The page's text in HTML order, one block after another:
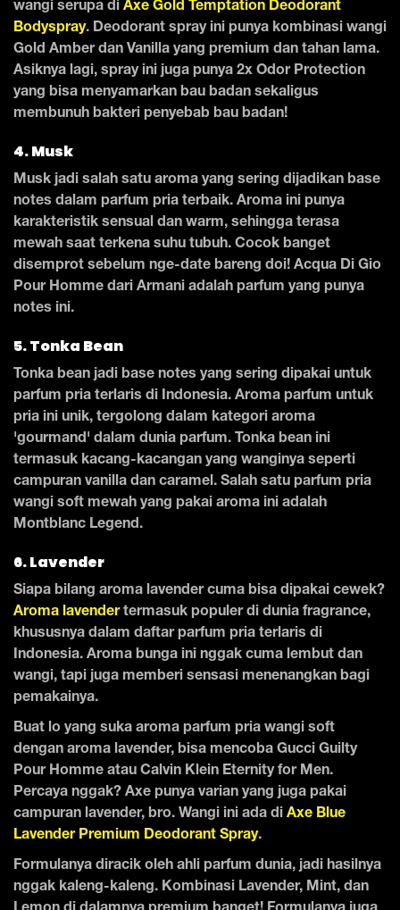
wangi serupa di Axe Gold Temptation Deodorant
Bodyspray. Deodorant spray ini punya kombinasi wangi
Gold Amber dan Vanilla yang premium dan tahan lama.
Asiknya lagi, spray ini juga punya 2x Odor Protection
yang bisa menyamarkan bau badan sekaligus
membunuh bakteri penyebab bau badan!
4. Musk
Musk jadi salah satu aroma yang sering dijadikan base
notes dalam parfum pria terbaik. Aroma ini punya
karakteristik sensual dan warm, sehingga terasa
mewah saat terkena suhu tubuh. Cocok banget
disemprot sebelum nge-date bareng doi! Acqua Di Gio
Pour Homme dari Armani adalah parfum yang punya
notes ini.
5. Tonka Bean
Tonka bean jadi base notes yang sering dipakai untuk
parfum pria terlaris di Indonesia. Aroma parfum untuk
pria ini unik, tergolong dalam kategori aroma
'gourmand' dalam dunia parfum. Tonka bean ini
termasuk kacang-kacangan yang wanginya seperti
campuran vanilla dan caramel. Salah satu parfum pria
wangi soft mewah yang pakai aroma ini adalah
Montblanc Legend.
6. Lavender
Siapa bilang aroma lavender cuma bisa dipakai cewek?
Aroma lavendertermasuk populer di dunia fragrance,
khususnya dalam daftar parfum pria terlaris di
Indonesia. Aroma bunga ini nggak cuma lembut dan
wangi, tapi juga memberi sensasi menenangkan bagi
pemakainya.
Buat lo yang suka aroma parfum pria wangi soft
dengan aroma lavender, bisa mencoba Gucci Guilty
Pour Homme atau Calvin Klein Eternity for Men.
Percaya nggak? Axe punya varian yang juga pakai
campuran lavender, bro. Wangi ini ada di Axe Blue
Lavender Premium Deodorant Spray.
Formulanya diracik oleh ahli parfum dunia, jadi hasilnya
nggak kaleng-kaleng. Kombinasi Lavender, Mint, dan